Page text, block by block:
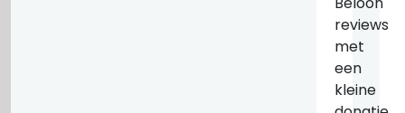
reviews
met
een
kleine